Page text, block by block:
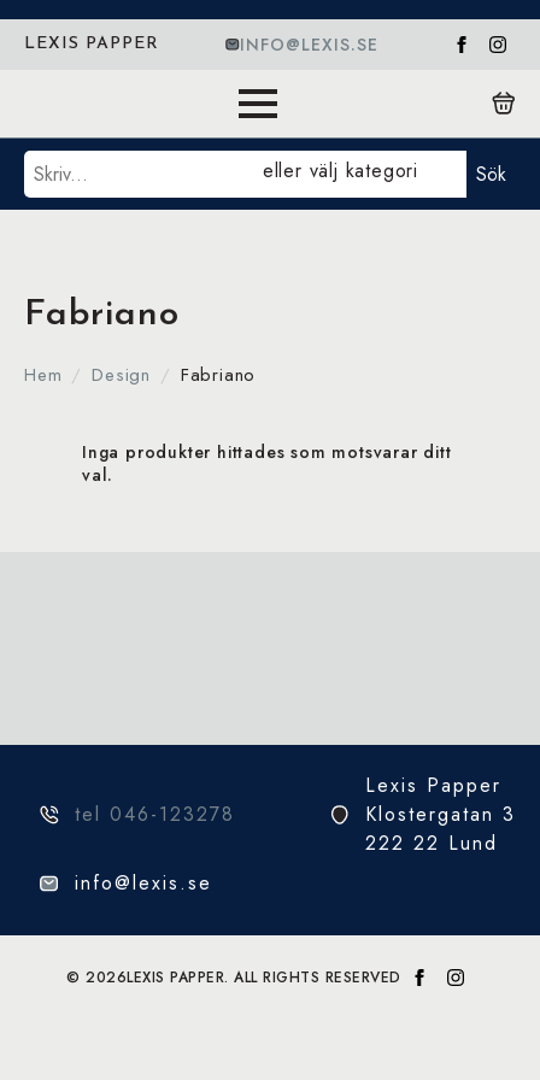
LEXIS PAPPER INFO@LEXIS.SE
Sök eller välj kategori Sök
Fabriano
Hem Design Fabriano
Inga produkter hittades som motsvarar ditt
val.
tel 046-123278
Lexis Papper
Klostergatan 3
222 22 Lund
info@lexis.se
© 2026LEXIS PAPPER. ALL RIGHTS RESERVED